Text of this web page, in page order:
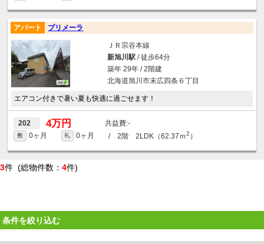
アパート プリメーラ
ＪＲ宗谷本線
新旭川駅/ 徒歩64分
築年 29年 / 2階建
北海道旭川市末広四条６丁目
エアコン付きで暑い夏も快適に過ごせます！
202 4万円 -
敷 0ヶ月 礼 0ヶ月 / 2階 2LDK（62.37ｍ2 ）
3件 (総物件数： 4件)
条件を絞り込む